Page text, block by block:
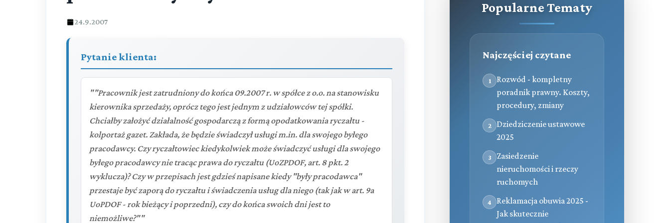
24.9.2007
Pytanie klienta:
""Pracownik jest zatrudniony do końca 09.2007 r. w spółce z o.o. na stanowisku
kierownika sprzedaży, oprócz tego jest jednym z udziałowców tej spółki.
Chciałby założyć działalność gospodarczą z formą opodatkowania ryczałtu -
kolportaż gazet. Zakłada, że będzie świadczył usługi m.in. dla swojego byłego
pracodawcy. Czy ryczałtowiec kiedykolwiek może świadczyć usługi dla swojego
byłego pracodawcy nie tracąc prawa do ryczałtu (UoZPDOF, art. 8 pkt. 2
wyklucza)? Czy w przepisach jest gdzieś napisane kiedy "były pracodawca"
przestaje być zaporą do ryczałtu i świadczenia usług dla niego (tak jak w art. 9a
UoPDOF - rok bieżący i poprzedni), czy do końca swoich dni jest to
niemożliwe?""
Popularne Tematy
Najczęściej czytane
1
Rozwód - kompletny
poradnik prawny. Koszty,
procedury, zmiany
2
Dziedziczenie ustawowe
2025
3
Zasiedzenie
nieruchomości i rzeczy
ruchomych
4
Reklamacja obuwia 2025 -
Jak skutecznie